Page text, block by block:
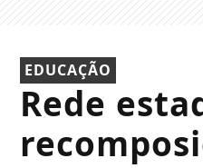
EDUCAÇÃO
Rede